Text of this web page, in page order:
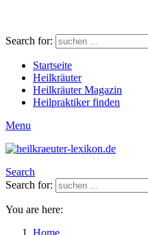
Search for:
Startseite
Heilkräuter
Heilkräuter Magazin
Heilpraktiker finden
Menu
Search
Search for:
You are here:
Home